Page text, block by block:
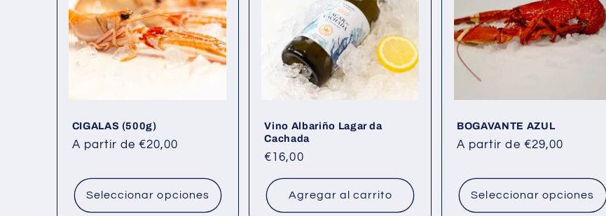
CIGALAS (500g)
Precio
A partir de €20,00
Seleccionar opciones
Vino Albariño Lagar da
Cachada
Precio
€16,00
Agregar al carrito
BOGAVANTE AZUL
Precio
A partir de €29,00
Seleccionar opciones